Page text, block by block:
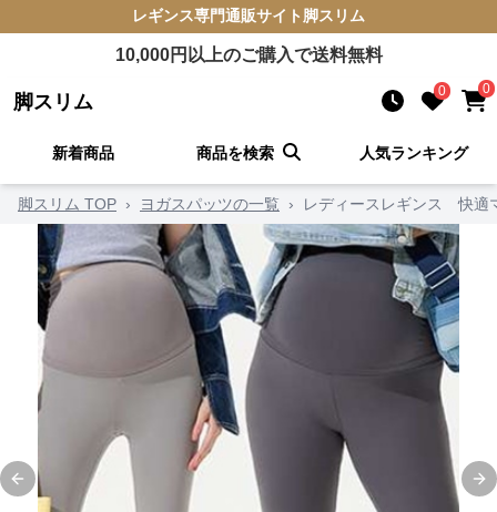
レギンス専門通販サイト 脚スリム
10,000円以上のご購入で送料無料
脚スリム 0 0
新着商品 商品を検索 人気ランキング
脚スリム TOP › ヨガスパッツの一覧 › レディースレギンス 快適
Previous slide